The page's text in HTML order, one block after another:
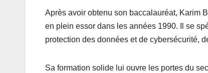
Après avoir obtenu son baccalauréat, Karim
en plein essor dans les années 1990. Il se
protection des données et de cybersécurité,
Sa formation solide lui ouvre les portes du